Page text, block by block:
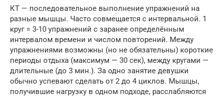
КТ — последовательное выполнение упражнений на
разные мышцы. Часто совмещается с интервальной. 1
круг = 3-10 упражнений с заранее определённым
интервалом времени и числом повторений. Между
упражнениями возможны (но не обязательны) короткие
периоды отдыха (максимум — 30 сек), между кругами —
длительные (до 3 мин.). За одно занятие девушки
обычно успевают сделать от 2 до 4 циклов. Мышцы,
получившие нагрузку в одном подходе, расслабляются